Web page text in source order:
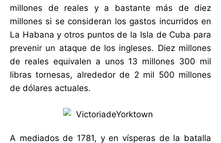
millones de reales y a bastante más de diez
millones si se consideran los gastos incurridos en
La Habana y otros puntos de la Isla de Cuba para
prevenir un ataque de los ingleses. Diez millones
de reales equivalen a unos 13 millones 300 mil
libras tornesas, alrededor de 2 mil 500 millones
de dólares actuales.
A mediados de 1781, y en vísperas de la batalla